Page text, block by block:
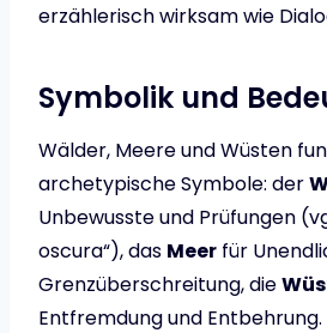
erzählerisch wirksam wie
Symbolik und
Wälder, Meere und Wüsten
archetypische Symbole: der
Unbewusste und Prüfungen
oscura“), das Meer für
Grenzüberschreitung, die
Entfremdung und Entbehrung.